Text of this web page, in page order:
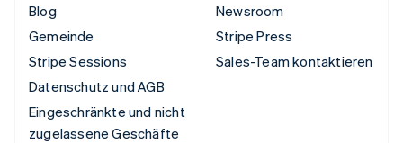
Blog
Gemeinde
Stripe Sessions
Datenschutz und AGB
Eingeschränkte und nicht
zugelassene Geschäfte
Newsroom
Stripe Press
Sales-Team kontaktieren